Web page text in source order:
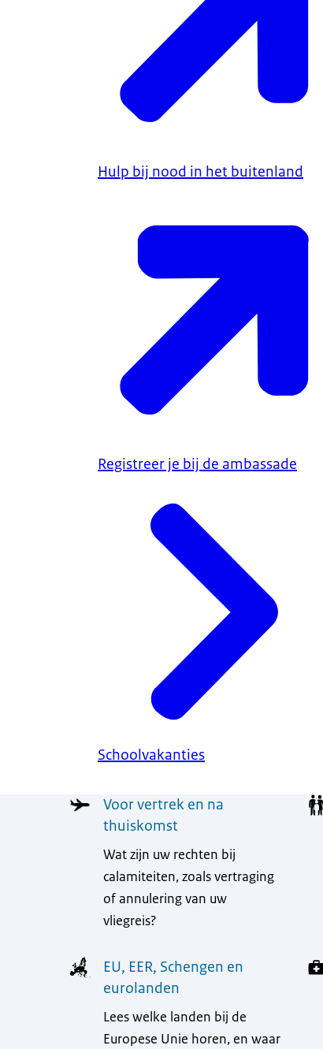
Hulp bij nood in het buitenland
Registreer je bij de ambassade
Schoolvakanties
Voor vertrek en na
thuiskomst
Wat zijn uw rechten bij
calamiteiten, zoals vertraging
of annulering van uw
vliegreis?
EU, EER, Schengen en
eurolanden
Lees welke landen bij de
Europese Unie horen, en waar